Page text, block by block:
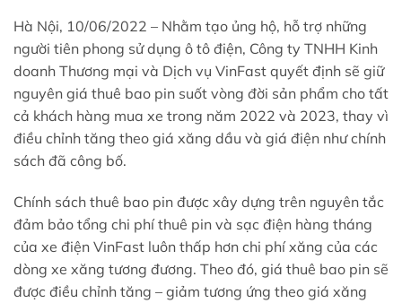
Hà Nội, 10/06/2022 – Nhằm tạo ủng hộ, hỗ trợ những
người tiên phong sử dụng ô tô điện, Công ty TNHH Kinh
doanh Thương mại và Dịch vụ VinFast quyết định sẽ giữ
nguyên giá thuê bao pin suốt vòng đời sản phẩm cho tất
cả khách hàng mua xe trong năm 2022 và 2023, thay vì
điều chỉnh tăng theo giá xăng dầu và giá điện như chính
sách đã công bố.
Chính sách thuê bao pin được xây dựng trên nguyên tắc
đảm bảo tổng chi phí thuê pin và sạc điện hàng tháng
của xe điện VinFast luôn thấp hơn chi phí xăng của các
dòng xe xăng tương đương. Theo đó, giá thuê bao pin sẽ
được điều chỉnh tăng – giảm tương ứng theo giá xăng